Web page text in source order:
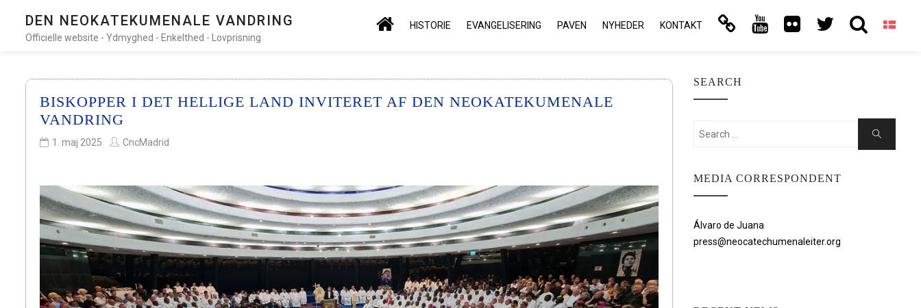
DEN NEOKATEKUMENALE VANDRING
Officielle website - Ydmyghed - Enkelthed - Lovprisning
HISTORIE EVANGELISERING PAVEN NYHEDER KONTAKT
BISKOPPER I DET HELLIGE LAND INVITERET AF DEN NEOKATEKUMENALE
VANDRING
1. maj 2025 CncMadrid
SEARCH
Search
Search
MEDIA CORRESPONDENT
Álvaro de Juana
press@neocatechumenaleiter.org